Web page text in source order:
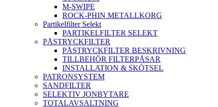
M-SWIPE
ROCK-PHIN METALLKORG
Partikelfilter Selekt
PARTIKELFILTER SELEKT
PÅSTRYCKFILTER
PÅSTRYCKFILTER BESKRIVNING
TILLBEHÖR FILTERPÅSAR
INSTALLATION & SKÖTSEL
PATRONSYSTEM
SANDFILTER
SELEKTIV JONBYTARE
TOTALAVSALTNING